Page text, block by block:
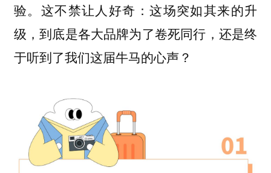
验。这不禁让人好奇：这场突如其来的升
级，到底是各大品牌为了卷死同行，还是终
于听到了我们这届牛马的心声？